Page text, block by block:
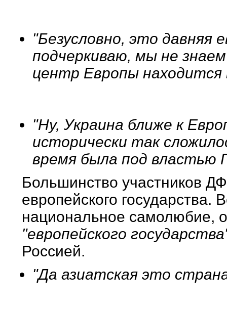
"Безусловно, это давняя
подчеркиваю, мы не
центр Европы находится
"Ну, Украина ближе к
исторически так
время была под властью
Большинство участников
европейского
национальное самолюбие,
"европейского
Россией.
"Да азиатская это